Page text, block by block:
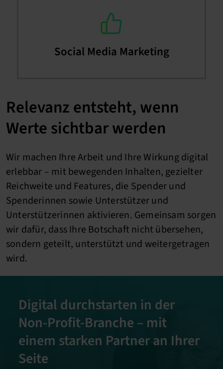
Social Media Marketing
Relevanz entsteht, wenn
Werte sichtbar werden
Wir machen Ihre Arbeit und Ihre Wirkung digital
erlebbar – mit bewegenden Inhalten, gezielter
Reichweite und Features, die Spender und
Spenderinnen sowie Unterstützer und
Unterstützerinnen aktivieren. Gemeinsam sorgen
wir dafür, dass Ihre Botschaft nicht übersehen,
sondern geteilt, unterstützt und weitergetragen
wird.
Digital durchstarten in der
Non-Profit-Branche – mit
einem starken Partner an Ihrer
Seite